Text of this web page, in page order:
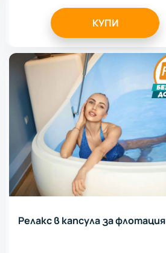
КУПИ
Релакс в капсула за флотация